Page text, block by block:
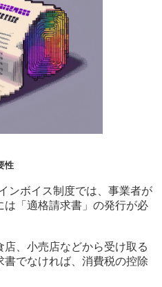
性
ンボイス制度では、事業者が
「適格請求書」の発行が必
、小売店などから受け取る
でなければ、消費税の控除